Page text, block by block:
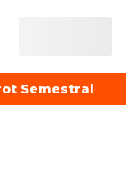
Semestral